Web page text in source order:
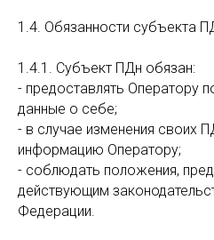
1.4. Обязанности субъекта
1.4.1. Субъект ПДн обязан:
- предоставлять Оператору
данные о себе;
- в случае изменения своих
информацию Оператору;
- соблюдать положения,
действующим
Федерации.